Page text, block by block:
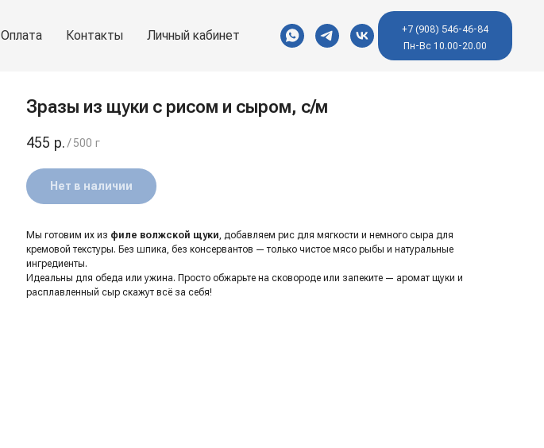
Оплата Контакты Личный кабинет
+7 (908) 546-46-84
Пн-Вс 10.00-20.00
Зразы из щуки с рисом и сыром, с/м
455 р. / 500 г
Нет в наличии
Мы готовим их из филе волжской щуки, добавляем рис для мягкости и немного сыра для
кремовой текстуры. Без шпика, без консервантов — только чистое мясо рыбы и натуральные
ингредиенты.
Идеальны для обеда или ужина. Просто обжарьте на сковороде или запеките — аромат щуки и
расплавленный сыр скажут всё за себя!